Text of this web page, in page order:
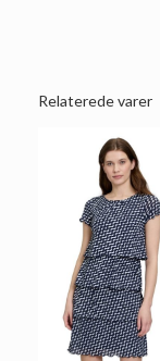
Relaterede varer